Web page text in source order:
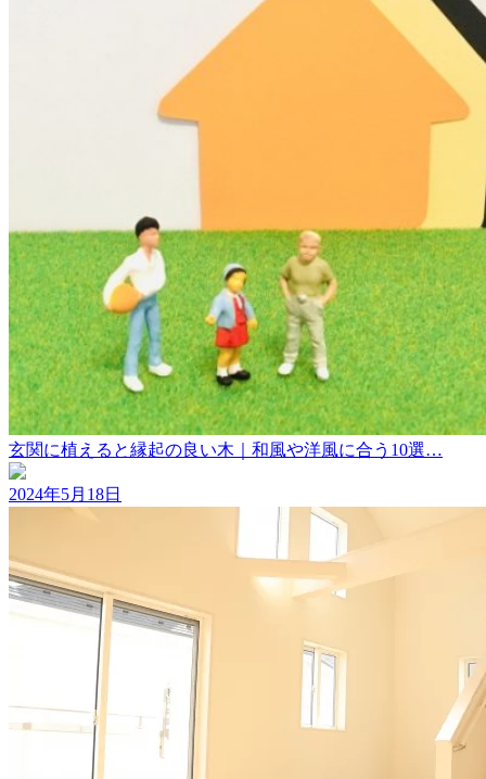
玄関に植えると縁起の良い木｜和風や洋風に合う10選…
2024年5月18日